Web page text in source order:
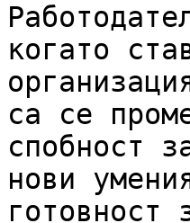
когато
са се
спобност
нови
готовност